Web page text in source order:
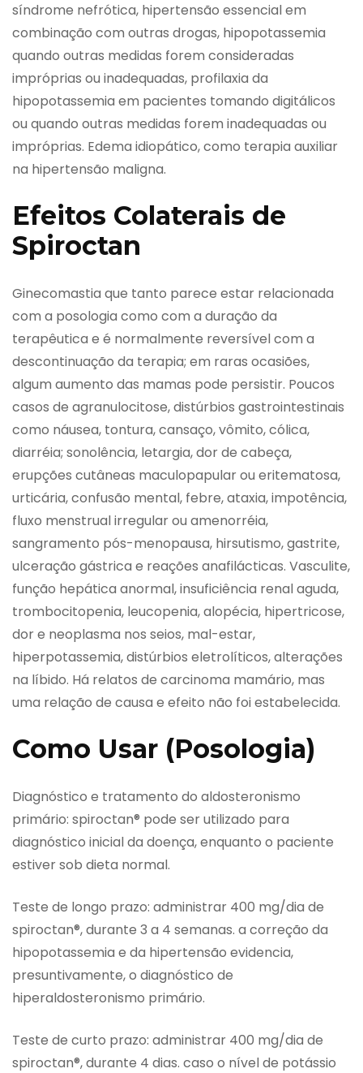
síndrome nefrótica, hipertensão essencial em
combinação com outras drogas, hipopotassemia
quando outras medidas forem consideradas
impróprias ou inadequadas, profilaxia da
hipopotassemia em pacientes tomando digitálicos
ou quando outras medidas forem inadequadas ou
impróprias. Edema idiopático, como terapia auxiliar
na hipertensão maligna.
Efeitos Colaterais de
Spiroctan
Ginecomastia que tanto parece estar relacionada
com a posologia como com a duração da
terapêutica e é normalmente reversível com a
descontinuação da terapia; em raras ocasiões,
algum aumento das mamas pode persistir. Poucos
casos de agranulocitose, distúrbios gastrointestinais
como náusea, tontura, cansaço, vômito, cólica,
diarréia; sonolência, letargia, dor de cabeça,
erupções cutâneas maculopapular ou eritematosa,
urticária, confusão mental, febre, ataxia, impotência,
fluxo menstrual irregular ou amenorréia,
sangramento pós-menopausa, hirsutismo, gastrite,
ulceração gástrica e reações anafilácticas. Vasculite,
função hepática anormal, insuficiência renal aguda,
trombocitopenia, leucopenia, alopécia, hipertricose,
dor e neoplasma nos seios, mal-estar,
hiperpotassemia, distúrbios eletrolíticos, alterações
na líbido. Há relatos de carcinoma mamário, mas
uma relação de causa e efeito não foi estabelecida.
Como Usar (Posologia)
Diagnóstico e tratamento do aldosteronismo
primário: spiroctan® pode ser utilizado para
diagnóstico inicial da doença, enquanto o paciente
estiver sob dieta normal.
Teste de longo prazo: administrar 400 mg/dia de
spiroctan®, durante 3 a 4 semanas. a correção da
hipopotassemia e da hipertensão evidencia,
presuntivamente, o diagnóstico de
hiperaldosteronismo primário.
Teste de curto prazo: administrar 400 mg/dia de
spiroctan®, durante 4 dias. caso o nível de potássio